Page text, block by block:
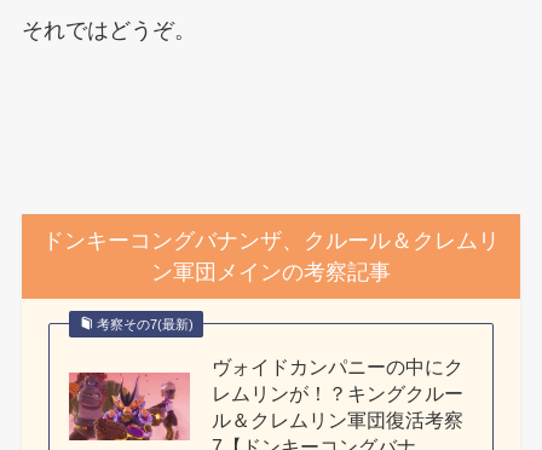
それではどうぞ。
ドンキーコングバナンザ、クルール＆クレムリ
ン軍団メインの考察記事
考察その7(最新)
ヴォイドカンパニーの中にク
レムリンが！？キングクルー
ル＆クレムリン軍団復活考察